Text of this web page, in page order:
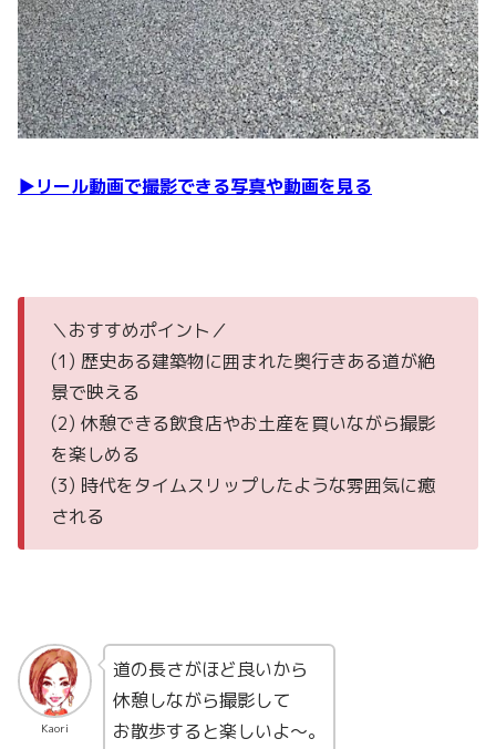
▶リール動画で撮影できる写真や動画を見る
＼おすすめポイント／
(1) 歴史ある建築物に囲まれた奥行きある道が絶
景で映える
(2) 休憩できる飲食店やお土産を買いながら撮影
を楽しめる
(3) 時代をタイムスリップしたような雰囲気に癒
される
Kaori
道の長さがほど良いから
休憩しながら撮影して
お散歩すると楽しいよ〜。